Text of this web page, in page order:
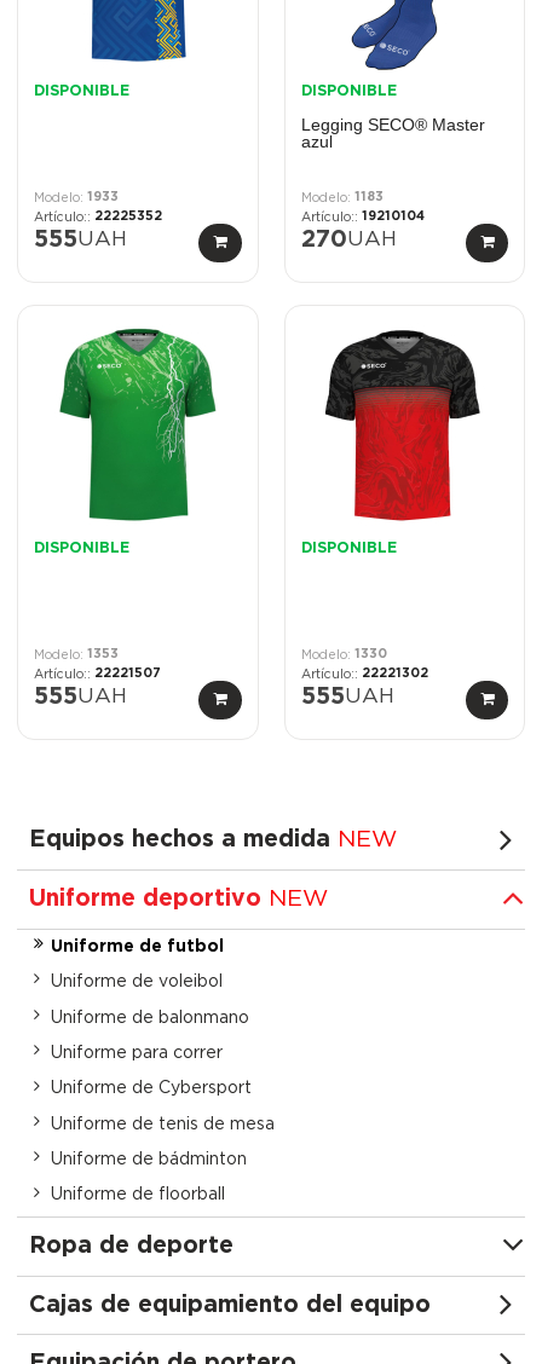
DISPONIBLE
1933
22225352
555UAH
DISPONIBLE
Legging SECO® Master
azul
1183
19210104
270UAH
DISPONIBLE
1353
22221507
555UAH
DISPONIBLE
1330
22221302
555UAH
Equipos hechos a medida NEW
Uniforme deportivo NEW
Uniforme de futbol
Uniforme de voleibol
Uniforme de balonmano
Uniforme para correr
Uniforme de Cybersport
Uniforme de tenis de mesa
Uniforme de bádminton
Uniforme de floorball
Ropa de deporte
Cajas de equipamiento del equipo